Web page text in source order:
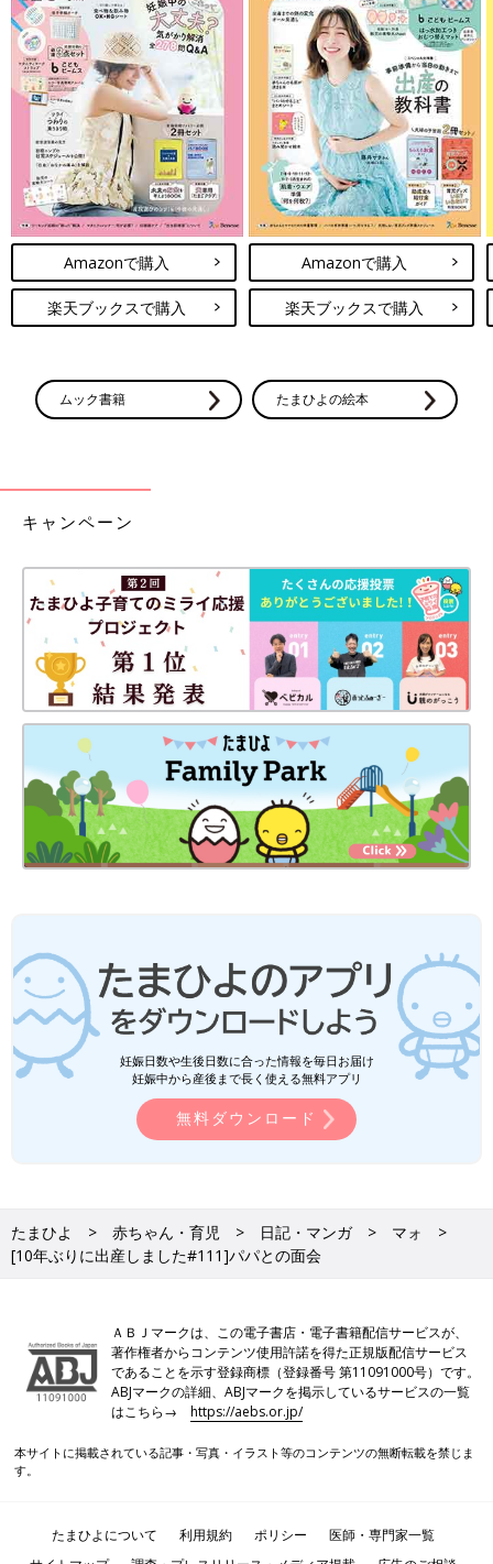
～」なんて言っていました…。確かに家でもお祝いして、パパと
も外食してプレゼントももらってたわ。
じゃあもうこれからは、私からのプレゼントはやめちゃおうかな
ぁ～(笑)
次回に続く。
・[10年ぶりに出産しました]記事一覧
たまひよONLINEの育児マンガ一覧はこちら
[マォ]
高校1年生の長女、中学1年生の長男、10年ぶりに妊娠・出産し
妊娠・育児の記録を（インスタグラム）にて公開中。
● Twitter／@maoppachi
webサイト／maoppachi
前の話
[10年ぶりに出産しま
した#110]帝王切開２
年経っても…、その
次の話
[10年ぶりに出産しまし
た#112]プレ幼稚園に
Amazonで購入
楽天ブックスで購入
Amazonで購入
楽天ブックスで購入
ムック書籍 たまひよの絵本
キャンペーン
妊娠日数や生後日数に合った情報を毎日お届け
妊娠中から産後まで長く使える無料アプリ
無料ダウンロード
たまひよ 赤ちゃん・育児 日記・マンガ
マォ
[10年ぶりに出産しました#111]パパとの面会
ＡＢＪマークは、この電子書店・電子書籍配信サービスが、
著作権者からコンテンツ使用許諾を得た正規版配信サービス
であることを示す登録商標（登録番号 第11091000号）です。
ABJマークの詳細、ABJマークを掲示しているサービスの一覧
はこちら→https://aebs.or.jp/
本サイトに掲載されている記事・写真・イラスト等のコンテンツの無断転載を禁じま
す。
たまひよについて 利用規約 ポリシー
医師・専門家一覧